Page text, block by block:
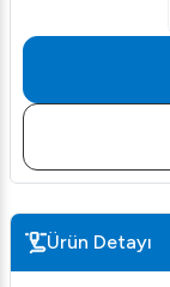
Ürün Detayı